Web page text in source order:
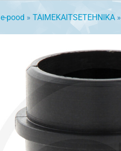
e-pood » TAIMEKAITSETEHNIKA »